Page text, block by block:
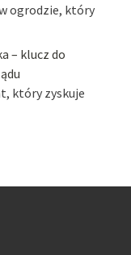
ogrodzie, który
– klucz do
który zyskuje